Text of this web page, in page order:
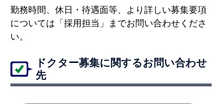
勤務時間、休日・待遇面等、より詳しい募集要項
については「採用担当」までお問い合わせくださ
い。
ドクター募集に関するお問い合わせ
先